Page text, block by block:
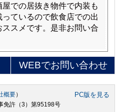
での居抜き物件で内装も
ているので飲食店での出
スメです。是非お問い合
WEBでお問い合わせ
概要） PC版を見る
免許（3）第95198号